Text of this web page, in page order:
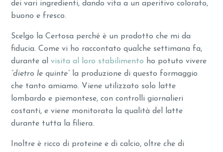
dei vari ingredienti, dando vita a un aperitivo colorato,
buono e fresco.
Scelgo la Certosa perché è un prodotto che mi da
fiducia. Come vi ho raccontato qualche settimana fa,
durante alvisita al loro stabilimento ho potuto vivere
“dietro le quinte” la produzione di questo formaggio
che tanto amiamo. Viene utilizzato solo latte
lombardo e piemontese, con controlli giornalieri
costanti, e viene monitorata la qualità del latte
durante tutta la filiera.
Inoltre è ricco di proteine e di calcio, oltre che di